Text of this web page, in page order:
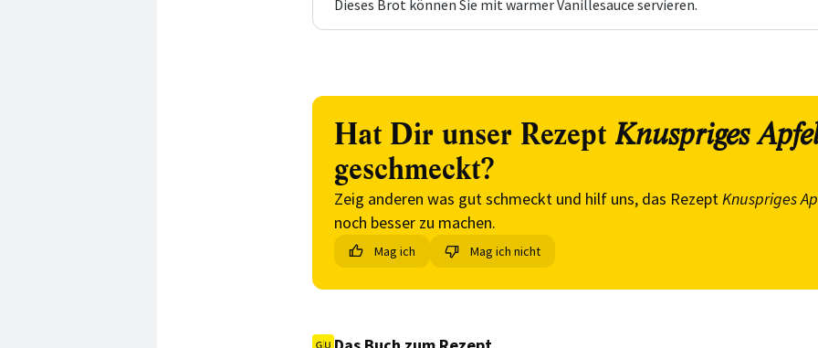
Dieses Brot können Sie mit warmer Vanillesauce servieren.
Hat Dir unser Rezept Knuspriges
geschmeckt?
Zeig anderen was gut schmeckt und hilf uns, das RezeptKnuspriges
noch besser zu machen.
Mag ich Mag ich nicht